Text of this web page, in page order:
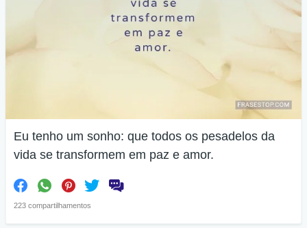
Eu tenho um sonho: que todos os pesadelos da
vida se transformem em paz e amor.
223 compartilhamentos